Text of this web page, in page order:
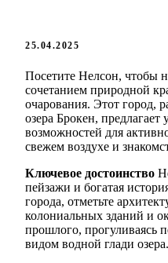
25.04.2025
Посетите Нелсон, чтобы
сочетанием природной
очарования. Этот город,
озера Брокен,
возможностей для
свежем воздухе и
Ключевое достоинство
пейзажи и богатая
города, отметьте
колониальных зданий и
прошлого, прогуливаясь
видом водной глади озера.